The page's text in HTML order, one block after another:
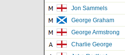
Jon Sammels
George Graham
George Armstrong
Charlie George